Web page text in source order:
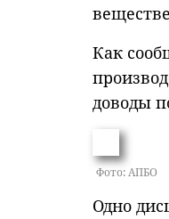
Как
доводы
Фото: АПБО
Одно